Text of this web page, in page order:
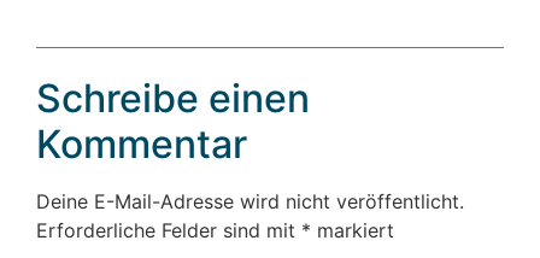
Schreibe einen
Kommentar
Deine E-Mail-Adresse wird nicht veröffentlicht.
Erforderliche Felder sind mit * markiert